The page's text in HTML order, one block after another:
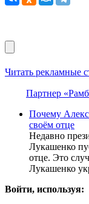
Читать рекламные
Партнер
Почему
своём отце
Недавно
Лукашенко
отце. Это
Лукашенко
Войти, используя: